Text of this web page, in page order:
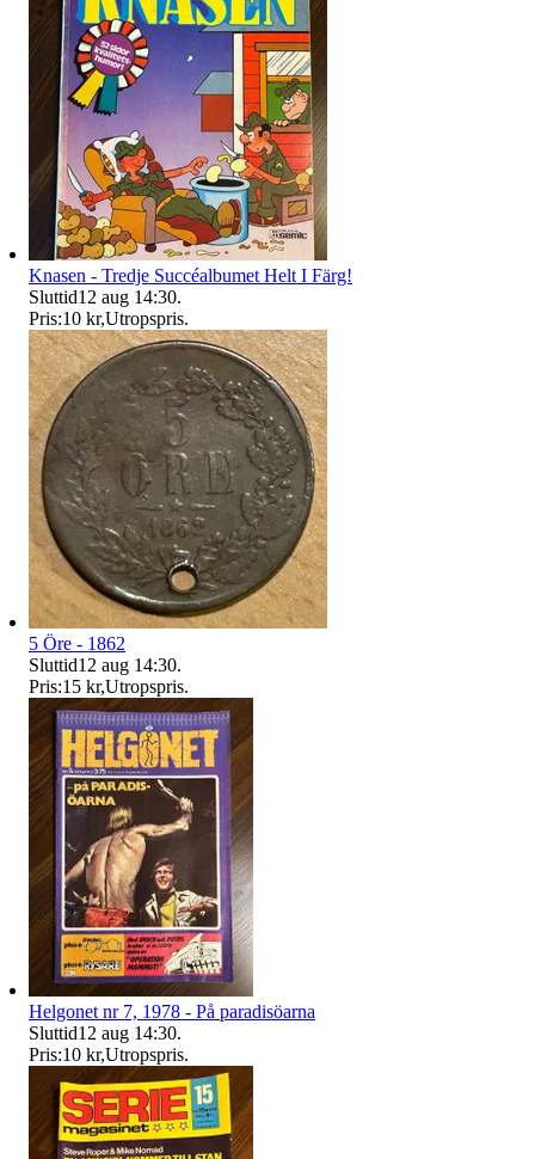
Knasen - Tredje Succéalbumet Helt I Färg!
Sluttid12 aug 14:30.
Pris:10 kr,Utropspris.
5 Öre - 1862
Sluttid12 aug 14:30.
Pris:15 kr,Utropspris.
Helgonet nr 7, 1978 - På paradisöarna
Sluttid12 aug 14:30.
Pris:10 kr,Utropspris.